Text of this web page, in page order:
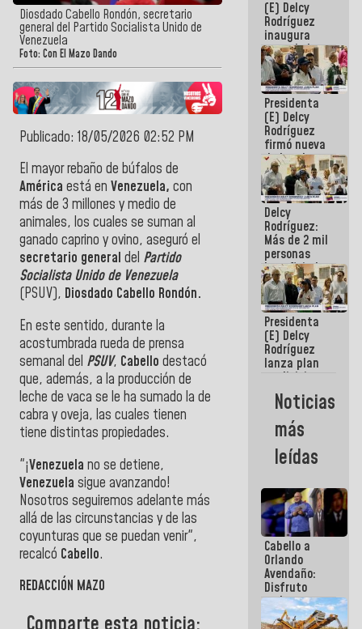
Diosdado Cabello Rondón, secretario
general del Partido Socialista Unido de
Venezuela
Foto: Con El Mazo Dando
Publicado: 18/05/2026 02:52 PM
El mayor rebaño de búfalos de
América está en Venezuela, con
más de 3 millones y medio de
animales, los cuales se suman al
ganado caprino y ovino, aseguró el
secretario general del Partido
Socialista Unido de Venezuela
(PSUV), Diosdado Cabello Rondón.
En este sentido, durante la
acostumbrada rueda de prensa
semanal del PSUV, Cabello destacó
que, además, a la producción de
leche de vaca se le ha sumado la de
cabra y oveja, las cuales tienen
tiene distintas propiedades.
"¡Venezuela no se detiene,
Venezuela sigue avanzando!
Nosotros seguiremos adelante más
allá de las circunstancias y de las
coyunturas que se puedan venir",
recalcó Cabello.
REDACCIÓN MAZO
(E) Delcy
Rodríguez
inaugura
casa de los
Abuelos
Primavera
en Caracas
Presidenta
(E) Delcy
Rodríguez
firmó nueva
de Ley de
Arrendamiento
aprobada
por la AN
Delcy
Rodríguez:
Más de 2 mil
personas
beneficiadas
con planes
para
atención de
emergencia
sísmica en
la última
semana
Presidenta
(E) Delcy
Rodríguez
lanza plan
crediticio
con subsidio
a Juntas de
Condominio
Noticias
más
leídas
Cabello a
Orlando
Avendaño:
Disfruto
cada vez
que escribes